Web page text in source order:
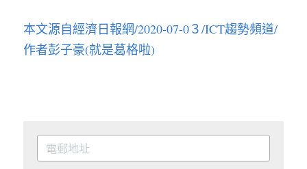
本文源自經濟日報網/2020-07-0３/ICT趨勢頻道/
作者彭子豪(就是葛格啦)